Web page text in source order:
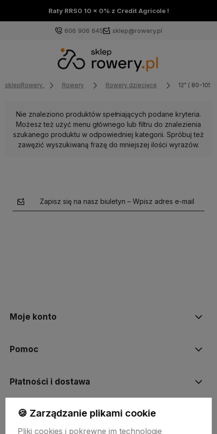
Raty RRS0 10 x 0% z Credit Agricole !
606 906 645 sklep@rowery.pl
sklepRowery Rowery Rowery dziecięce 12" ( 80-105
Nie znaleziono produktów spełniających podane kryteria.
Możesz też użyć menu głównego lub filtru do znalezienia
szukanego produktu w odpowiedniej kategorii. Spróbuj też
zawęzić wyszukiwaną frazę do mniejszej ilości wyrazów.
Zapisz się na nasz biuletyn – Wpisz adres e-mail
Moje konto
Pomoc
Płatności i dostawa
Informacje
🍪 Zarządzanie plikami cookie
Pliki cookies i pokrewne im technologie